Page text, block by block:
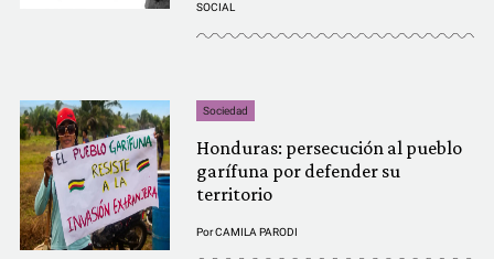
SOCIAL
Sociedad
Honduras: persecución al pueblo
garífuna por defender su
territorio
PorCAMILA PARODI